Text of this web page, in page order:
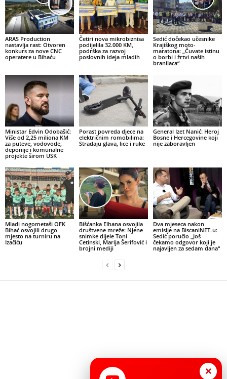
ARAS Production
nastavlja rast: Otvoren
konkurs za nove CNC
operatere u Bihaću
Četiri nova mikrobiznisa
podijelila 32.000 KM,
podrška za razvoj
poslovnih ideja mladih
Sedić dočekao učesnike
Krajiškog moto-
maratona: „Čuvate istinu
o borbi i žrtvi naših
branilaca“
Ministar Edvin Odobašić:
Više od 2,25 miliona KM
za puteve, vodovode,
deponije i komunalne
projekte širom USK
Porast povreda djece na
električnim romobilima:
Stradaju glava, lice i ruke
General Izet Nanić: Heroj
Bosne i Hercegovine koji
nije zaboravljen
Mladi nogometaši OFK
Bihać osvojili drugo
mjesto na turniru na
Izačiću
Bišćanka Elhana osvojila
društvene mreže: Njene
snimke dijele Toni
Cetinski, Marija Šerifović i
brojni mediji
Dva mjeseca nakon
emisije na BiscaniNET-u:
Sedić poručio „Još
čekamo odgovor koji je
najavljen za sedam dana“
×